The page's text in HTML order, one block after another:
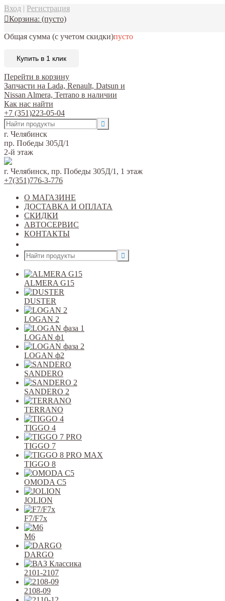
Вход | Регистрация
Корзина: (пусто)
Общая сумма (с учетом скидки)пусто
Купить в 1 клик
Перейти в корзину
Запчасти на Lada, Renault, Datsun и
Nissan Almera, Terrano в наличии
Как нас найти
+7 (351)223-05-04
г. Челябинск
пр. Победы 305Д/1
2-й этаж
г. Челябинск, пр. Победы 305Д/1, 1 этаж
+7(351)776-3-776
О МАГАЗИНЕ
ДОСТАВКА И ОПЛАТА
СКИДКИ
АВТОСЕРВИС
КОНТАКТЫ
ALMERA G15
DUSTER
LOGAN 2
LOGAN ф1
LOGAN ф2
SANDERO
SANDERO 2
TERRANO
TIGGO 4
TIGGO 7
TIGGO 8
OMODA C5
JOLION
F7/F7x
M6
DARGO
2101-2107
2108-09